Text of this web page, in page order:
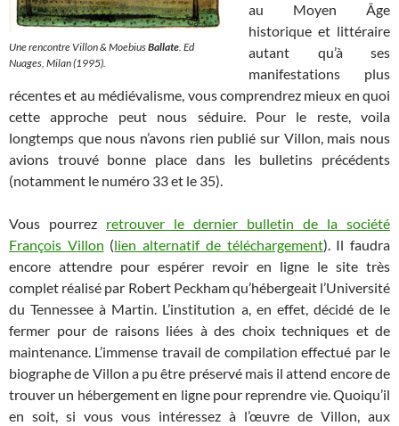
Une rencontre Villon & MoebiusBallate. Ed
Nuages, Milan (1995).
au Moyen Âge
historique et littéraire
autant qu’à ses
manifestations plus
récentes et au médiévalisme, vous comprendrez mieux en quoi
cette approche peut nous séduire. Pour le reste, voila
longtemps que nous n’avons rien publié sur Villon, mais nous
avions trouvé bonne place dans les bulletins précédents
(notamment le numéro 33 et le 35).
Vous pourrez retrouver le dernier bulletin de la société
François Villon (lien alternatif de téléchargement). Il faudra
encore attendre pour espérer revoir en ligne le site très
complet réalisé par Robert Peckham qu’hébergeait l’Université
du Tennessee à Martin. L’institution a, en effet, décidé de le
fermer pour de raisons liées à des choix techniques et de
maintenance. L’immense travail de compilation effectué par le
biographe de Villon a pu être préservé mais il attend encore de
trouver un hébergement en ligne pour reprendre vie. Quoiqu’il
en soit, si vous vous intéressez à l’œuvre de Villon, aux